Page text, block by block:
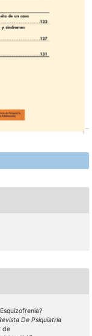
De Psiquiatría
de